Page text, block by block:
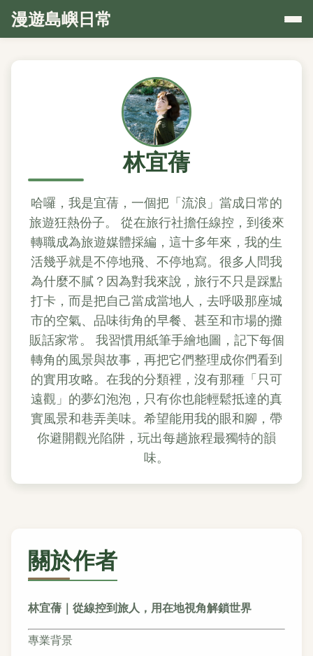
漫遊島嶼日常
林宜蒨
哈囉，我是宜蒨，一個把「流浪」當成日常的
旅遊狂熱份子。 從在旅行社擔任線控，到後來
轉職成為旅遊媒體採編，這十多年來，我的生
活幾乎就是不停地飛、不停地寫。很多人問我
為什麼不膩？因為對我來說，旅行不只是踩點
打卡，而是把自己當成當地人，去呼吸那座城
市的空氣、品味街角的早餐、甚至和市場的攤
販話家常。 我習慣用紙筆手繪地圖，記下每個
轉角的風景與故事，再把它們整理成你們看到
的實用攻略。在我的分類裡，沒有那種「只可
遠觀」的夢幻泡泡，只有你也能輕鬆抵達的真
實風景和巷弄美味。希望能用我的眼和腳，帶
你避開觀光陷阱，玩出每趟旅程最獨特的韻
味。
關於作者
林宜蒨｜從線控到旅人，用在地視角解鎖世界
專業背景